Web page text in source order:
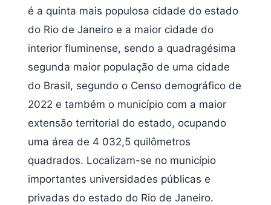
é a quinta mais populosa cidade do estado
do Rio de Janeiro e a maior cidade do
interior fluminense, sendo a quadragésima
segunda maior população de uma cidade
do Brasil, segundo o Censo demográfico de
2022 e também o município com a maior
extensão territorial do estado, ocupando
uma área de 4 032,5 quilômetros
quadrados. Localizam-se no município
importantes universidades públicas e
privadas do estado do Rio de Janeiro.